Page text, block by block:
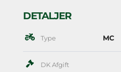
DETALJER
Type MC
DK Afgift